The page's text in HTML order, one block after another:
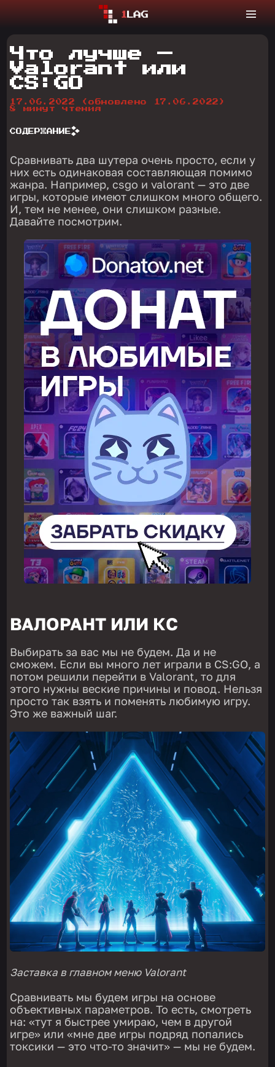
Что лучше —
Valorant или
CS:GO
17.06.2022
(обновлено 17.06.2022)
8 минут чтения
СОДЕРЖАНИЕ
Сравнивать два шутера очень просто, если у
них есть одинаковая составляющая помимо
жанра. Например, csgo и valorant — это две
игры, которые имеют слишком много общего.
И, тем не менее, они слишком разные.
Давайте посмотрим.
ВАЛОРАНТ ИЛИ КС
Выбирать за вас мы не будем. Да и не
сможем. Если вы много лет играли в CS:GO, а
потом решили перейти в Valorant, то для
этого нужны веские причины и повод. Нельзя
просто так взять и поменять любимую игру.
Это же важный шаг.
Заставка в главном меню Valorant
Сравнивать мы будем игры на основе
объективных параметров. То есть, смотреть
на: «тут я быстрее умираю, чем в другой
игре» или «мне две игры подряд попались
токсики — это что-то значит» — мы не будем.